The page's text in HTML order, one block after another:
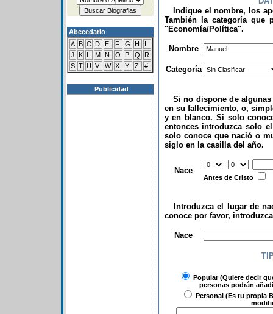
Abecedario
A B C D E F G H
I
J
K L M N O P Q
R
S T U V W X Y Z #
Publicidad
Indique el nombre, los
También la categoría que
"Economía/Política".
Nombre
Categoría
Si no dispone de algunas
en su fallecimiento, o,
y en blanco. Si solo
entonces introduzca solo
solo conoce que nació o
siglo en la casilla del año.
Nace
Antes de Cristo
Introduzca el lugar de
conoce por favor,
Nace
Popular(Quiere decir
personas podrán
Personal (Es tu propia